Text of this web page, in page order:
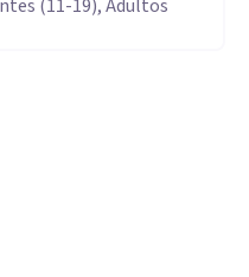
(11-19), Adultos